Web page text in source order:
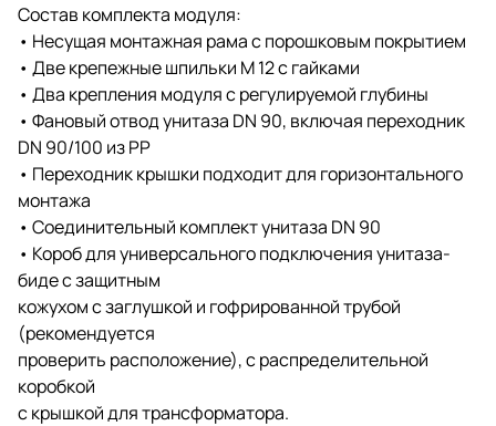
Состав комплекта модуля:
• Несущая монтажная рама с порошковым покрытием
• Две крепежные шпильки M 12 с гайками
• Два крепления модуля с регулируемой глубины
• Фановый отвод унитаза DN 90, включая переходник
DN 90/100 из PP
• Переходник крышки подходит для горизонтального
монтажа
• Соединительный комплект унитаза DN 90
• Короб для универсального подключения унитаза-
биде с защитным
кожухом с заглушкой и гофрированной трубой
(рекомендуется
проверить расположение), с распределительной
коробкой
с крышкой для трансформатора.